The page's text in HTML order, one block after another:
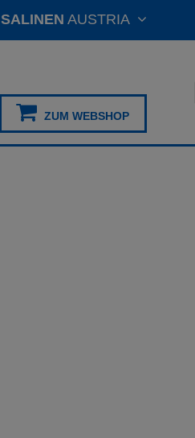
SALINEN AUSTRIA
ZUM WEBSHOP